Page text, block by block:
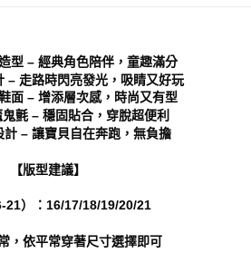
先享後付 」之結帳頁面顯示為準，若有關於
公司提供之「AFTEE先享後付」服務完成之交
提供個人資料，並將交易相關給付款項請求債
司。
請瀏覽以下網址：
得法定代理人或監護人之同意方可使用
若仍有額度不足之情形，本公司將視審查結果
以上)免運費
型 – 經典角色陪伴，童趣滿分
– 走路時閃亮發光，吸睛又好玩
面 – 增添層次感，時尚又有型
鬼氈 – 穩固貼合，穿脫超便利
計 – 讓寶貝自在奔跑，無負擔
【版型建議】
21）：16/17/18/19/20/21
，依平常穿著尺寸選擇即可